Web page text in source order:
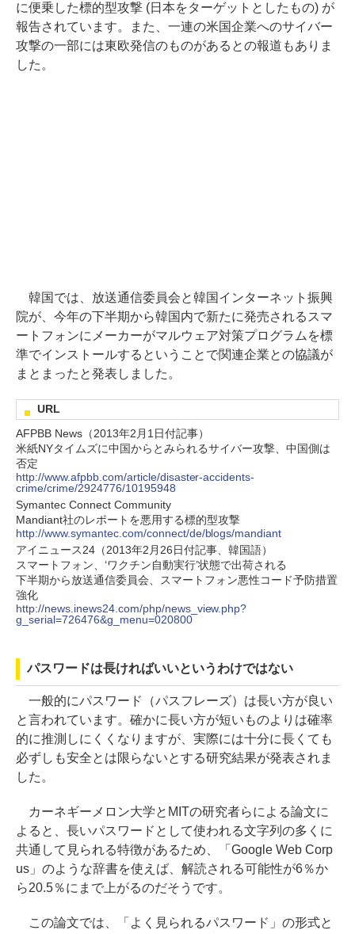
に便乗した標的型攻撃 (日本をターゲットとしたもの) が
報告されています。また、一連の米国企業へのサイバー
攻撃の一部には東欧発信のものがあるとの報道もありま
した。
韓国では、放送通信委員会と韓国インターネット振興
院が、今年の下半期から韓国内で新たに発売されるスマ
ートフォンにメーカーがマルウェア対策プログラムを標
準でインストールするということで関連企業との協議が
まとまったと発表しました。
URL
AFPBB News（2013年2月1日付記事）
米紙NYタイムズに中国からとみられるサイバー攻撃、中国側は
否定
http://www.afpbb.com/article/disaster-accidents-
crime/crime/2924776/10195948
Symantec Connect Community
Mandiant社のレポートを悪用する標的型攻撃
http://www.symantec.com/connect/de/blogs/mandiant
アイニュース24（2013年2月26日付記事、韓国語）
スマートフォン、‘ワクチン自動実行’状態で出荷される
下半期から放送通信委員会、スマートフォン悪性コード予防措置
強化
http://news.inews24.com/php/news_view.php?
g_serial=726476&g_menu=020800
パスワードは長ければいいというわけではない
一般的にパスワード（パスフレーズ）は長い方が良い
と言われています。確かに長い方が短いものよりは確率
的に推測しにくくなりますが、実際には十分に長くても
必ずしも安全とは限らないとする研究結果が発表されま
した。
カーネギーメロン大学とMITの研究者らによる論文に
よると、長いパスワードとして使われる文字列の多くに
共通して見られる特徴があるため、「Google Web Corp
us」のような辞書を使えば、解読される可能性が6％か
ら20.5％にまで上がるのだそうです。
この論文では、「よく見られるパスワード」の形式と